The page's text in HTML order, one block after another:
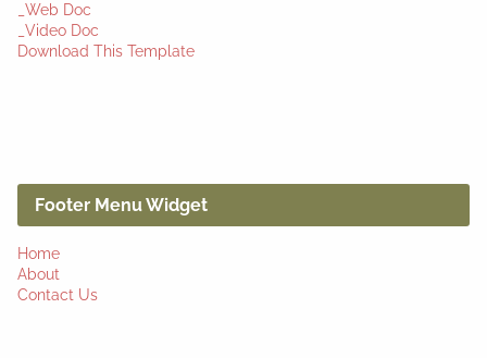
_Web Doc
_Video Doc
Download This Template
Footer Menu Widget
Home
About
Contact Us